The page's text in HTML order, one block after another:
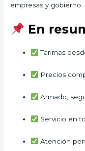
empresas y gobierno.
En
Tarimas
Precios
Armado,
Servicio en
Atención